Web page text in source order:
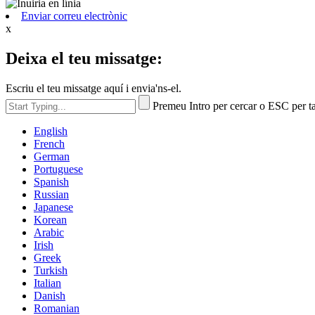
Enviar correu electrònic
x
Deixa el teu missatge:
Escriu el teu missatge aquí i envia'ns-el.
Premeu Intro per cercar o ESC per
English
French
German
Portuguese
Spanish
Russian
Japanese
Korean
Arabic
Irish
Greek
Turkish
Italian
Danish
Romanian